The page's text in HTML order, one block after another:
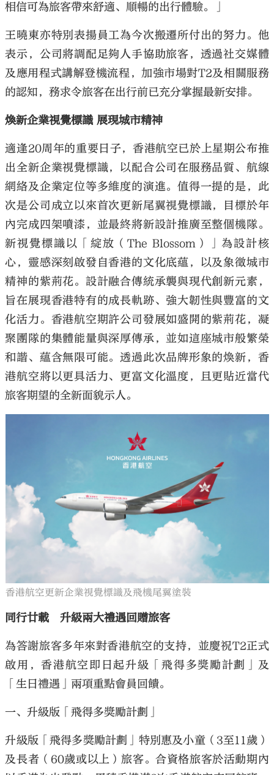
相信可為旅客帶來舒適、順暢的出行體驗。」
王曉東亦特別表揚員工為今次搬遷所付出的努力。他
表示，公司將調配足夠人手協助旅客，透過社交媒體
及應用程式講解登機流程，加強市場對T2及相關服務
的認知，務求令旅客在出行前已充分掌握最新安排。
煥新企業視覺標識 展現城市精神
適逢20周年的重要日子，香港航空已於上星期公布推
出全新企業視覺標識，以配合公司在服務品質、航線
網絡及企業定位等多維度的演進。值得一提的是，此
次是公司成立以來首次更新尾翼視覺標識，目標於年
內完成四架噴漆，並最終將新設計推廣至整個機隊。
新視覺標識以「綻放（The Blossom）」為設計核
心，靈感深刻啟發自香港的文化底蘊，以及象徵城市
精神的紫荊花。設計融合傳統承襲與現代創新元素，
旨在展現香港特有的成長軌跡、強大韌性與豐富的文
化活力。香港航空期許公司發展如盛開的紫荊花，凝
聚團隊的集體能量與深厚傳承，並如這座城市般繁榮
和諧、蘊含無限可能。透過此次品牌形象的煥新，香
港航空將以更具活力、更富文化溫度，且更貼近當代
旅客期望的全新面貌示人。
香港航空更新企業視覺標識及飛機尾翼塗裝
同行廿載 升級兩大禮遇回贈旅客
為答謝旅客多年來對香港航空的支持，並慶祝T2正式
啟用，香港航空即日起升級「飛得多獎勵計劃」及
「生日禮遇」兩項重點會員回饋。
一、升級版「飛得多獎勵計劃」
升級版「飛得多獎勵計劃」特別惠及小童（3至11歲）
及長者（60歲或以上）旅客。合資格旅客於活動期內